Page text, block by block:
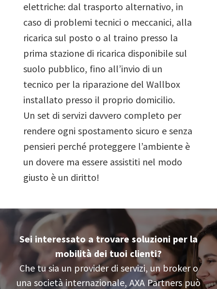
elettriche: dal trasporto alternativo, in
caso di problemi tecnici o meccanici, alla
ricarica sul posto o al traino presso la
prima stazione di ricarica disponibile sul
suolo pubblico, fino all’invio di un
tecnico per la riparazione del Wallbox
installato presso il proprio domicilio.
Un set di servizi davvero completo per
rendere ogni spostamento sicuro e senza
pensieri perché proteggere l’ambiente è
un dovere ma essere assistiti nel modo
giusto è un diritto!
Sei interessato a trovare soluzioni per la
mobilità dei tuoi clienti?
Che tu sia un provider di servizi, un broker o
una società internazionale, AXA Partners può